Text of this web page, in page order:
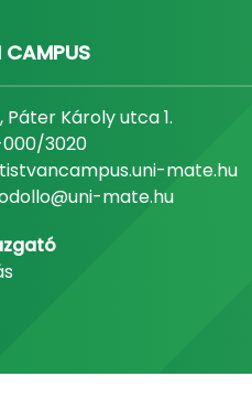
CAMPUS
Páter Károly utca 1.
3020
mate.hu
mate.hu